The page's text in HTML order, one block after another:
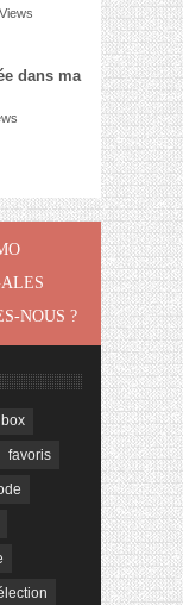
dans ma
NOUS ?
favoris